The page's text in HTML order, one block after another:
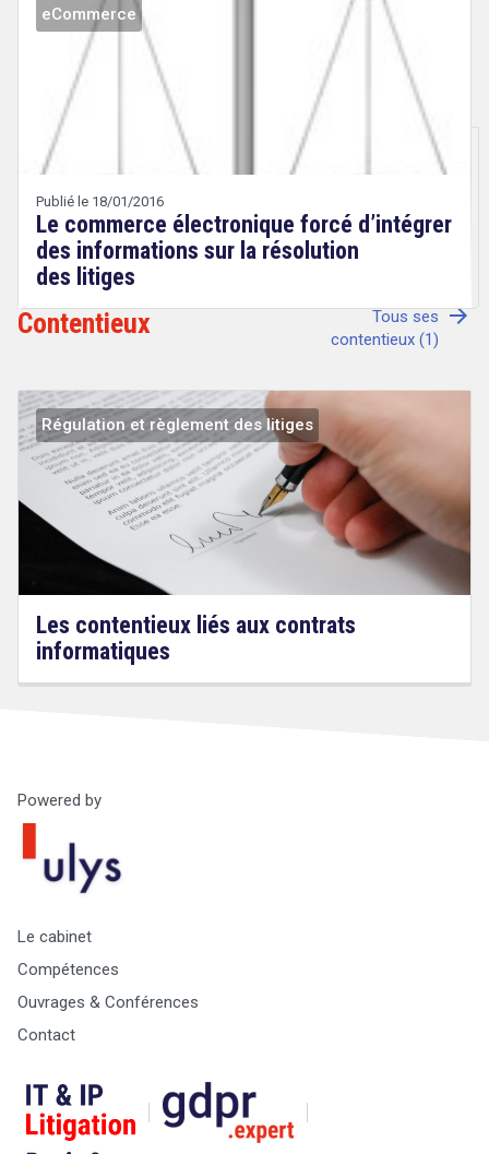
Droit
Technologies
Etienne
eCommerce
Publié le 18/01/2016
Le commerce électronique forcé d’intégrer
des informations sur la résolution
des litiges
Droit
Technologies
Contentieux
Tous ses
contentieux (1)
arrow_forward
Régulation et règlement des litiges
Les contentieux liés aux contrats
informatiques
&
Technologies
Etienne
Powered by
Le cabinet
Compétences
Ouvrages & Conférences
Contact